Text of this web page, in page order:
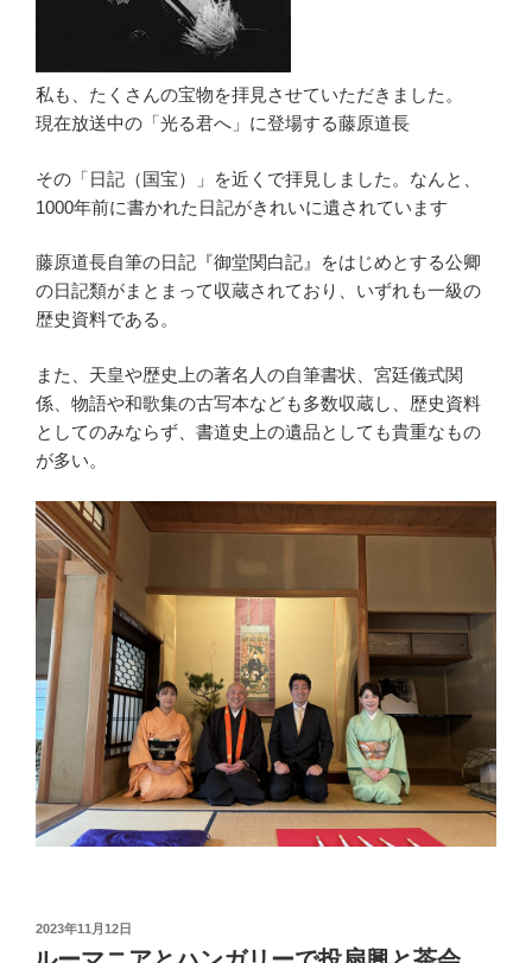
私も、たくさんの宝物を拝見させていただきました。
現在放送中の「光る君へ」に登場する藤原道長
その「日記（国宝）」を近くで拝見しました。なんと、
1000年前に書かれた日記がきれいに遺されています
藤原道長自筆の日記『御堂関白記』をはじめとする公卿
の日記類がまとまって収蔵されており、いずれも一級の
歴史資料である。
また、天皇や歴史上の著名人の自筆書状、宮廷儀式関
係、物語や和歌集の古写本なども多数収蔵し、歴史資料
としてのみならず、書道史上の遺品としても貴重なもの
が多い。
投
稿
2023年11月12日